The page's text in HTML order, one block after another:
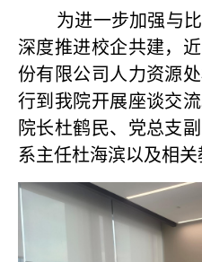
为进一步加强与
深度推进校企共建，
份有限公司人力资源
行到我院开展座谈交
院长杜鹤民、党总支
系主任杜海滨以及相关